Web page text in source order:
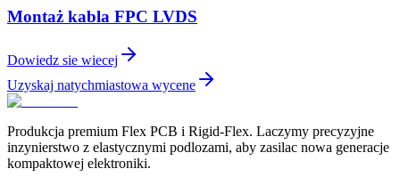
Montaż kabla FPC LVDS
Dowiedz sie wiecej
Uzyskaj natychmiastowa wycene
Produkcja premium Flex PCB i Rigid-Flex. Laczymy precyzyjne
inzynierstwo z elastycznymi podlozami, aby zasilac nowa generacje
kompaktowej elektroniki.